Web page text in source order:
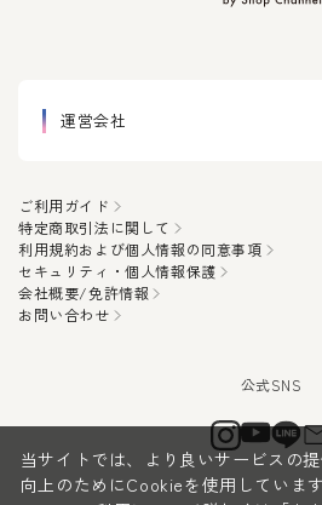
運営会社
ご利用ガイド
特定商取引法に関して
利用規約および個人情報の同意事項
セキュリティ・個人情報保護
会社概要/免許情報
お問い合わせ
当サイトでは、より良いサービスの
向上のためにCookieを使用しています